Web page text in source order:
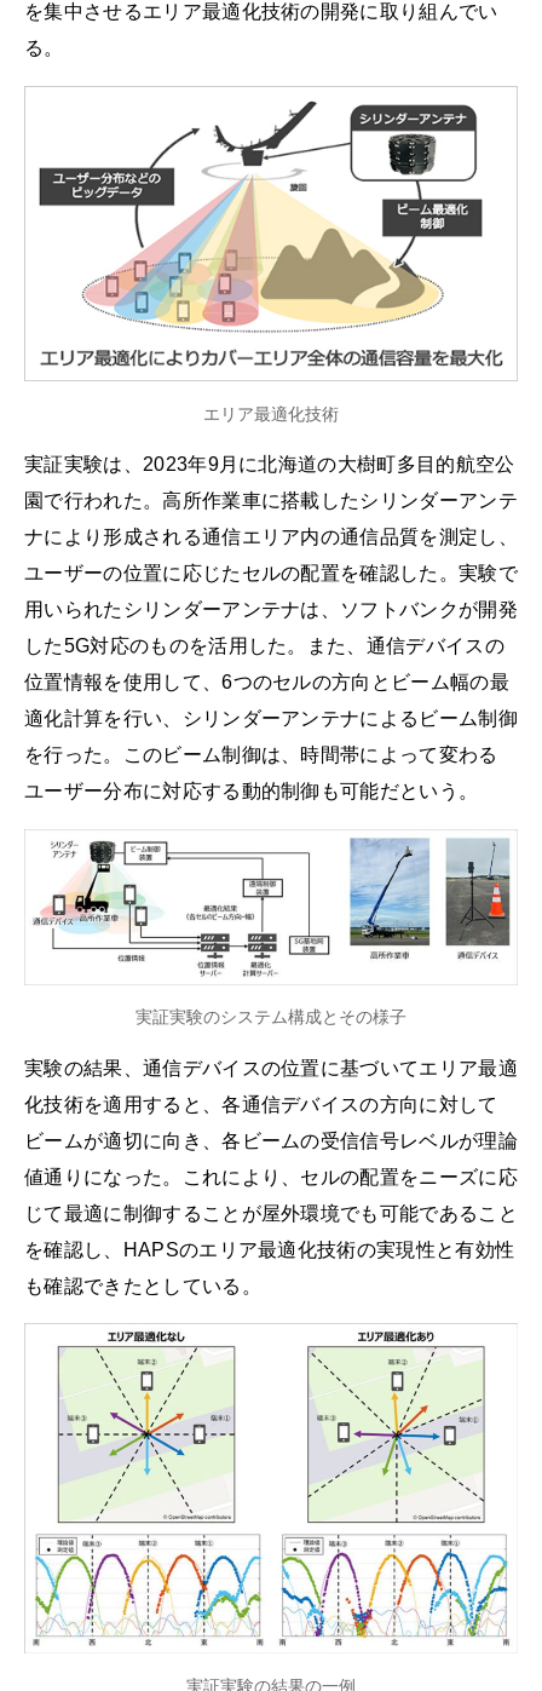
を集中させるエリア最適化技術の開発に取り組んでい
る。
エリア最適化技術
実証実験は、2023年9月に北海道の大樹町多目的航空公
園で行われた。高所作業車に搭載したシリンダーアンテ
ナにより形成される通信エリア内の通信品質を測定し、
ユーザーの位置に応じたセルの配置を確認した。実験で
用いられたシリンダーアンテナは、ソフトバンクが開発
した5G対応のものを活用した。また、通信デバイスの
位置情報を使用して、6つのセルの方向とビーム幅の最
適化計算を行い、シリンダーアンテナによるビーム制御
を行った。このビーム制御は、時間帯によって変わる
ユーザー分布に対応する動的制御も可能だという。
実証実験のシステム構成とその様子
実験の結果、通信デバイスの位置に基づいてエリア最適
化技術を適用すると、各通信デバイスの方向に対して
ビームが適切に向き、各ビームの受信信号レベルが理論
値通りになった。これにより、セルの配置をニーズに応
じて最適に制御することが屋外環境でも可能であること
を確認し、HAPSのエリア最適化技術の実現性と有効性
も確認できたとしている。
実証実験の結果の一例